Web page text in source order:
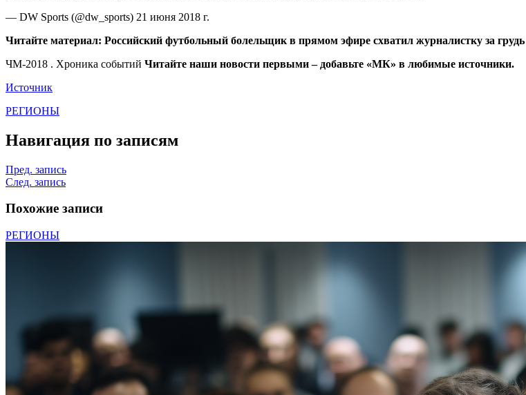
— DW Sports (@dw_sports) 21 июня 2018 г.
Читайте материал: Российский футбольный болельщик в прямом эфире схватил журналистку за грудь
ЧМ-2018 . Хроника событий Читайте наши новости первыми – добавьте «МК» в любимые источники.
Источник
РЕГИОНЫ
Навигация по записям
Пред. запись
След. запись
Похожие записи
РЕГИОНЫ